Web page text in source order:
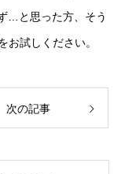
…と思った方、そう
お試しください。
次の記事